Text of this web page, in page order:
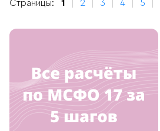
Страницы: 1 2 3 4 5